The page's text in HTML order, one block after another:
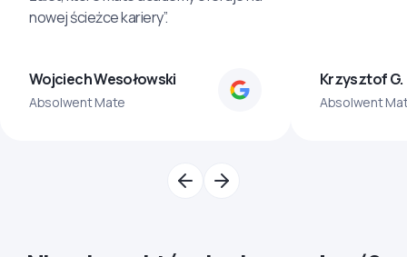
nowej ścieżce kariery”.
Wojciech Wesołowski
Absolwent Mate
Krzysztof G.
Absolwent